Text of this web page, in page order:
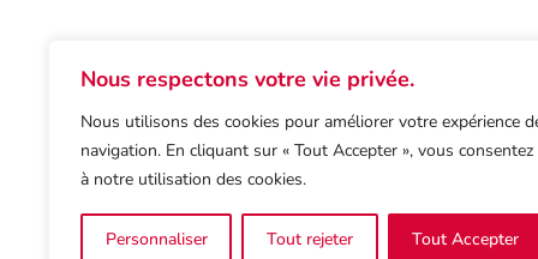
Nous respectons votre vie privée.
Nous utilisons des cookies pour améliorer votre expérience
navigation. En cliquant sur « Tout Accepter », vous consentez
à notre utilisation des cookies.
Personnaliser Tout rejeter Tout Accepter